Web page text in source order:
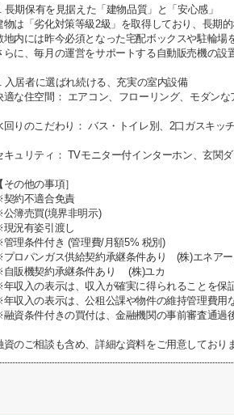
長期保有を見据えた「建物品質」と「安心感」
物は「劣化対策等級2級」を取得しており、長期
地内には昨今必須となった宅配ボックスや駐輪場
らに、毎月の運営をサポートする自動販売機の
入居者に選ばれ続ける、充実の室内設備
適な住空間： エアコン、フローリング、モダン
回りのこだわり： バス・トイレ別、2口ガスキッ
キュリティ： TVモニター付インターホン、玄関
【その他の事項］
約不適合免責
簿売買(境界非明示)
況有姿引渡し
理条件付き (管理費/月額5% 税別)
ロパンガス供給契約承継条件あり (株)エネアー
販機契約承継条件あり (株)ユカ
収入の表示は、収入が確実に得られることを保
収入の表示は、公租公課や物件の維持管理費用
資条件付きの買付は、金融機関の事前審査通過
資のご相談も含め、詳細な資料をご用意してお